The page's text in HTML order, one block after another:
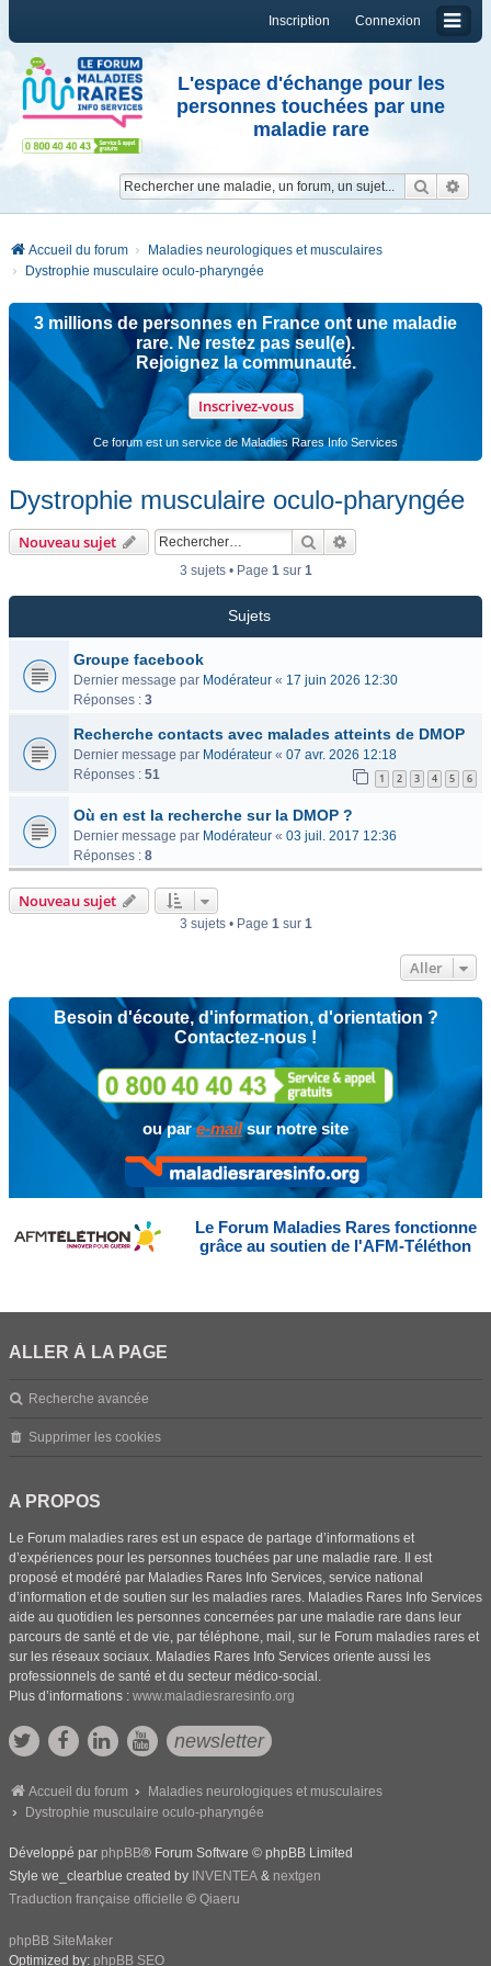
Connexion
Inscription
L'espace d'échange pour les
personnes touchées par une
maladie rare
Accueil du forum
Maladies neurologiques et musculaires
Dystrophie musculaire oculo-pharyngée
3 millions de personnes en France ont une maladie
rare. Ne restez pas seul(e).
Rejoignez la communauté.
Inscrivez-vous
Ce forum est un service de Maladies Rares Info Services
Dystrophie musculaire oculo-pharyngée
Nouveau sujet Rechercher
3 sujets • Page 1sur 1
Sujets
Groupe facebook
Dernier message par Modérateur « 17 juin 2026 12:30
Réponses : 3
Recherche contacts avec malades atteints de DMOP
Dernier message par Modérateur « 07 avr. 2026 12:18
Réponses : 51 1 2 3 4 5 6
Où en est la recherche sur la DMOP ?
Dernier message par Modérateur « 03 juil. 2017 12:36
Réponses : 8
Nouveau sujet
3 sujets • Page 1sur 1
Aller
Besoin d'écoute, d'information, d'orientation ?
Contactez-nous !
ou pare-mailsur notre site
Le Forum Maladies Rares fonctionne
grâce au soutien de l'AFM-Téléthon
ALLER À LA PAGE
Recherche avancée
Supprimer les cookies
A PROPOS
Le Forum maladies rares est un espace de partage d’informations et
d’expériences pour les personnes touchées par une maladie rare. Il est
proposé et modéré par Maladies Rares Info Services, service national
d’information et de soutien sur les maladies rares. Maladies Rares Info Services
aide au quotidien les personnes concernées par une maladie rare dans leur
parcours de santé et de vie, par téléphone, mail, sur le Forum maladies rares et
sur les réseaux sociaux. Maladies Rares Info Services oriente aussi les
professionnels de santé et du secteur médico-social.
Plus d’informations : www.maladiesraresinfo.org
newsletter
Accueil du forum
Maladies neurologiques et musculaires
Dystrophie musculaire oculo-pharyngée
Développé par phpBB® Forum Software © phpBB Limited
Style we_clearblue created by INVENTEA & nextgen
Traduction française officielle © Qiaeru
phpBB SiteMaker
Optimized by: phpBB SEO